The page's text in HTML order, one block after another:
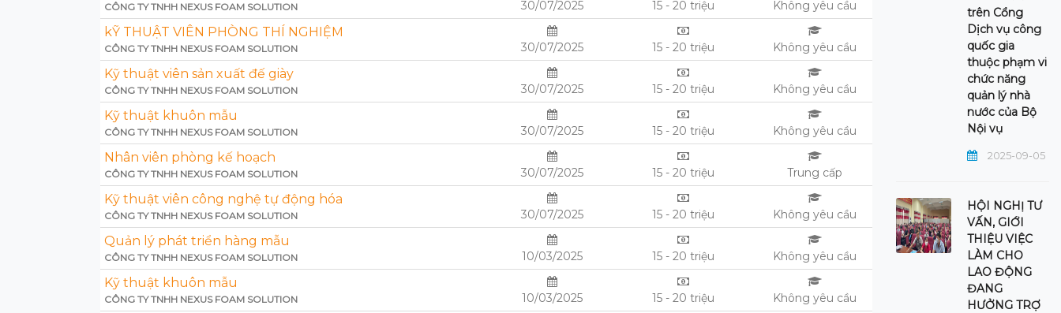
CÔNG TY TNHH NEXUS FOAM SOLUTION 30/07/2025 15 - 20 triệu Không yêu cầu
kỸ THUẬT VIÊN PHÒNG THÍ NGHIỆM
CÔNG TY TNHH NEXUS FOAM SOLUTION 30/07/2025 15 - 20 triệu Không yêu cầu
Kỹ thuật viên sản xuất đế giày
CÔNG TY TNHH NEXUS FOAM SOLUTION 30/07/2025 15 - 20 triệu Không yêu cầu
Kỹ thuật khuôn mẫu
CÔNG TY TNHH NEXUS FOAM SOLUTION 30/07/2025 15 - 20 triệu Không yêu cầu
Nhân viên phòng kế hoạch
CÔNG TY TNHH NEXUS FOAM SOLUTION 30/07/2025 15 - 20 triệu Trung cấp
Kỹ thuật viên công nghệ tự động hóa
CÔNG TY TNHH NEXUS FOAM SOLUTION 30/07/2025 15 - 20 triệu Không yêu cầu
Quản lý phát triển hàng mẫu
CÔNG TY TNHH NEXUS FOAM SOLUTION 10/03/2025 15 - 20 triệu Không yêu cầu
Kỹ thuật khuôn mẫu
CÔNG TY TNHH NEXUS FOAM SOLUTION 10/03/2025 15 - 20 triệu Không yêu cầu
trên Cổng
Dịch vụ công
quốc gia
thuộc phạm vi
chức năng
quản lý nhà
nước của Bộ
Nội vụ
2025-09-05
HỘI NGHỊ TƯ
VẤN, GIỚI
THIỆU VIỆC
LÀM CHO
LAO ĐỘNG
ĐANG
HƯỞNG TRỢ